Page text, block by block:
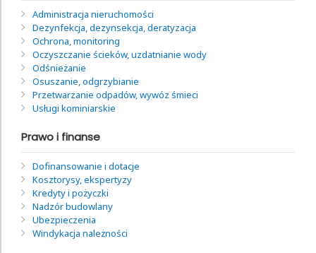
Administracja nieruchomości
Dezynfekcja, dezynsekcja, deratyzacja
Ochrona, monitoring
Oczyszczanie ścieków, uzdatnianie wody
Odśnieżanie
Osuszanie, odgrzybianie
Przetwarzanie odpadów, wywóz śmieci
Usługi kominiarskie
Prawo i finanse
Dofinansowanie i dotacje
Kosztorysy, ekspertyzy
Kredyty i pożyczki
Nadzór budowlany
Ubezpieczenia
Windykacja należności